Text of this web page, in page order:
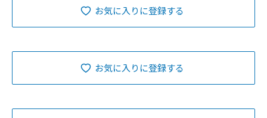
お気に入りに登録する
お気に入りに登録する